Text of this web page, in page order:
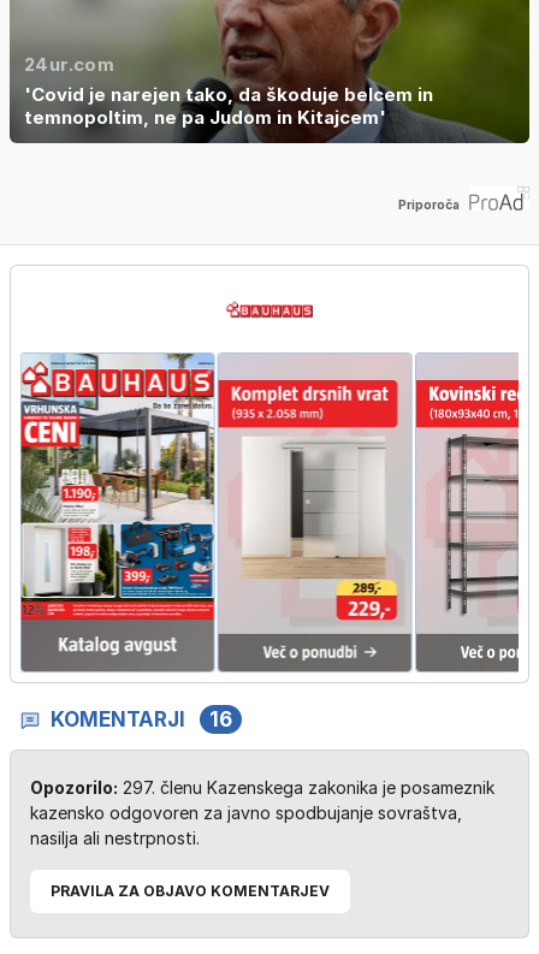
24ur.com
'Covid je narejen tako, da škoduje belcem in
temnopoltim, ne pa Judom in Kitajcem'
Priporoča
KOMENTARJI 16
Opozorilo: 297. členu Kazenskega zakonika je posameznik
kazensko odgovoren za javno spodbujanje sovraštva,
nasilja ali nestrpnosti.
PRAVILA ZA OBJAVO KOMENTARJEV